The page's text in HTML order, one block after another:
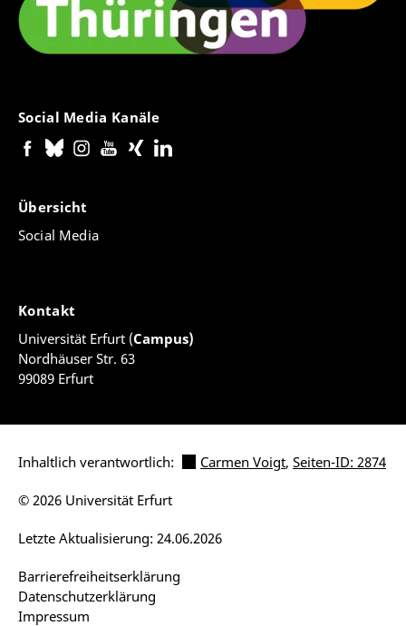
Social Media Kanäle
Übersicht
Social Media
Kontakt
Universität Erfurt (Campus)
Nordhäuser Str. 63
99089 Erfurt
Inhaltlich verantwortlich: Carmen Voigt, Seiten-ID: 2874
Barrierefreiheitserklärung
Datenschutzerklärung
Impressum
Letzte Aktualisierung: 24.06.2026
© 2026 Universität Erfurt